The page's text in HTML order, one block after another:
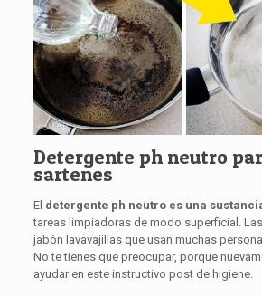
Detergente ph neutro
sartenes
El detergente ph neutro es una
tareas limpiadoras de modo superficial.
jabón lavavajillas que usan muchas
No te tienes que preocupar, porque
ayudar en este instructivo post de higiene.